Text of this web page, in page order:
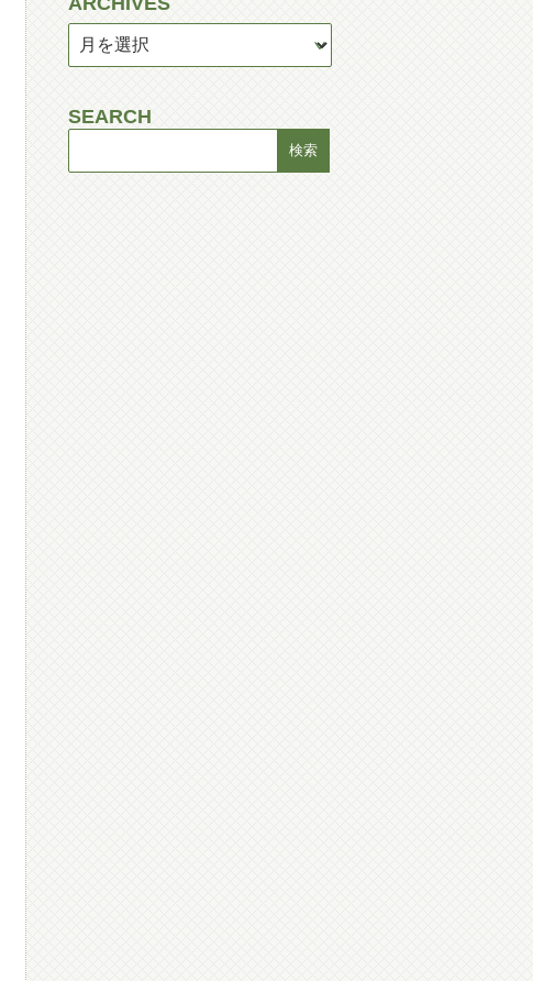
SEARCH